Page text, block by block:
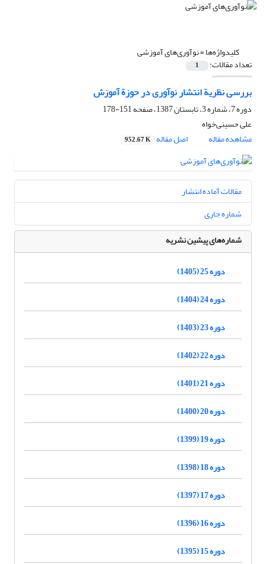
کلیدواژه‌ها =نوآوری‌های آموزشی
تعداد مقالات: 1
بررسی نظریة انتشار نوآوری در حوزة آموزش
دوره 7، شماره 3، تابستان 1387، صفحه
151-178
علی حسینی‌خواه
مشاهده مقاله
اصل مقاله 952.67 K
مقالات آماده انتشار
شماره جاری
شماره‌های پیشین نشریه
دوره 25 (1405)
دوره 24 (1404)
دوره 23 (1403)
دوره 22 (1402)
دوره 21 (1401)
دوره 20 (1400)
دوره 19 (1399)
دوره 18 (1398)
دوره 17 (1397)
دوره 16 (1396)
دوره 15 (1395)